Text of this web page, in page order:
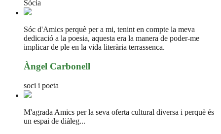
Sòcia
Sóc d'Amics perquè per a mi, tenint en compte la meva
dedicació a la poesia, aquesta era la manera de poder-me
implicar de ple en la vida literària terrassenca.
Àngel Carbonell
soci i poeta
M'agrada Amics per la seva oferta cultural diversa i perquè és
un espai de diàleg...